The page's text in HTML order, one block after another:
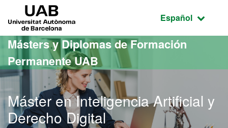
Acceso al contenido principal
Acceso a la navegación de la página
Idioma
Español
Másters y Diplomas de Formación
Permanente UAB
Máster en Inteligencia Artificial y
Derecho Digital